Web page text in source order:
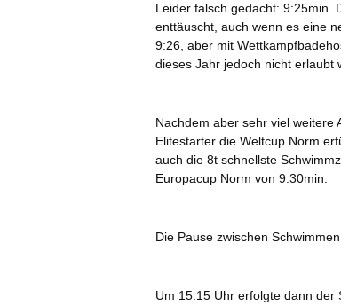
Leider falsch gedacht: 9:25min.
enttäuscht, auch wenn es eine
9:26, aber mit
dieses Jahr jedoch nicht erlaubt
Nachdem aber sehr viel weitere
Elitestarter die Weltcup Norm
auch die 8t schnellste
Europacup Norm von 9:30min.
Die Pause zwischen
Um 15:15 Uhr erfolgte dann